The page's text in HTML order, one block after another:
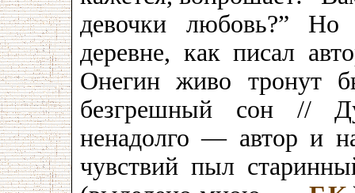
девочки любовь?”
деревне, как писал
Онегин живо тронут
безгрешный сон //
ненадолго — автор и
чувствий пыл